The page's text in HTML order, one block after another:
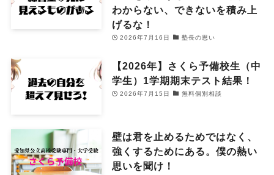
わからない、できないを積み上
げるな！
2026年7月16日 塾長の思い
【2026年】さくら予備校生（中
学生）1学期期末テスト結果！
2026年7月15日 無料個別相談
壁は君を止めるためではなく、
強くするためにある。僕の熱い
思いを聞け！